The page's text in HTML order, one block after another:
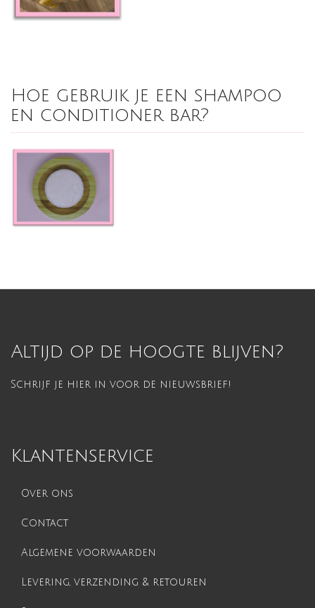
Hoe gebruik je een shampoo
en conditioner bar?
Altijd op de hoogte blijven?
Schrijf je hier in voor de nieuwsbrief!
Klantenservice
Over ons
Contact
Algemene voorwaarden
Levering, verzending & retouren